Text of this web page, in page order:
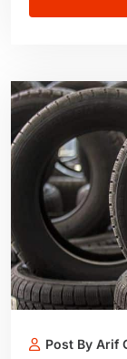
Post By Arif